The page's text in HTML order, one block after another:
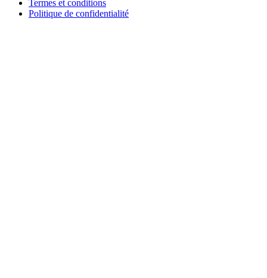
Termes et conditions
Politique de confidentialité